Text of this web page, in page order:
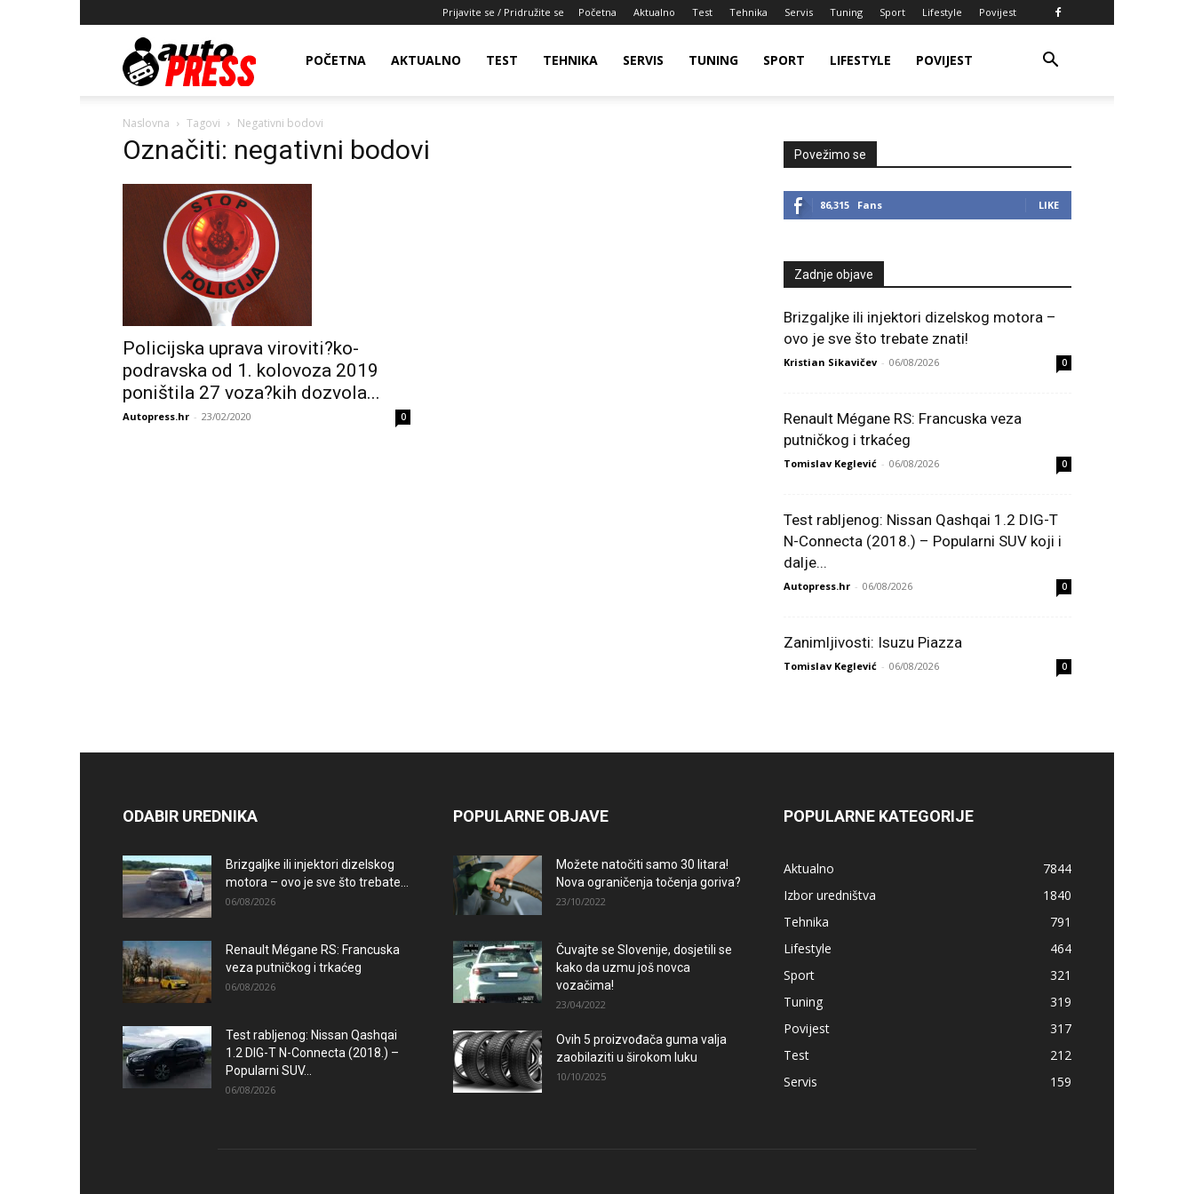
Prijavite se / Pridružite se Početna Aktualno Test Tehnika Servis Tuning Sport Lifestyle Povijest
AutopressHRPOČETNA AKTUALNO TEST TEHNIKA SERVIS TUNING SPORT LIFESTYLE POVIJEST
Naslovna Tagovi Negativni bodovi
Označiti: negativni bodovi
Policijska uprava viroviti?ko-
podravska od 1. kolovoza 2019
poništila 27 voza?kih dozvola...
Autopress.hr - 23/02/2020 0
Povežimo se
86,315 Fans LIKE
Zadnje objave
Brizgaljke ili injektori dizelskog motora –
ovo je sve što trebate znati!
Kristian Sikavičev - 06/08/2026 0
Renault Mégane RS: Francuska veza
putničkog i trkaćeg
Tomislav Keglević - 06/08/2026 0
Test rabljenog: Nissan Qashqai 1.2 DIG-T
N-Connecta (2018.) – Popularni SUV koji i
dalje...
Autopress.hr - 06/08/2026 0
Zanimljivosti: Isuzu Piazza
Tomislav Keglević - 06/08/2026 0
ODABIR UREDNIKA
Brizgaljke ili injektori dizelskog
motora – ovo je sve što trebate...
06/08/2026
Renault Mégane RS: Francuska
veza putničkog i trkaćeg
06/08/2026
Test rabljenog: Nissan Qashqai
1.2 DIG-T N-Connecta (2018.) –
Popularni SUV...
06/08/2026
POPULARNE OBJAVE
Možete natočiti samo 30 litara!
Nova ograničenja točenja goriva?
23/10/2022
Čuvajte se Slovenije, dosjetili se
kako da uzmu još novca
vozačima!
23/04/2022
Ovih 5 proizvođača guma valja
zaobilaziti u širokom luku
10/10/2025
POPULARNE KATEGORIJE
Aktualno
7844
Izbor uredništva
1840
Tehnika
791
Lifestyle
464
Sport
321
Tuning
319
Povijest
317
Test
212
Servis
159